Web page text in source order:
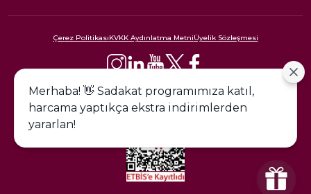
Çerez PolitikasıKVKK Aydınlatma MetniÜyelik Sözleşmesi
444 09 24
Merhaba! 👋 Sadakat programımıza katıl,
harcama yaptıkça ekstra indirimlerden
yararlan!